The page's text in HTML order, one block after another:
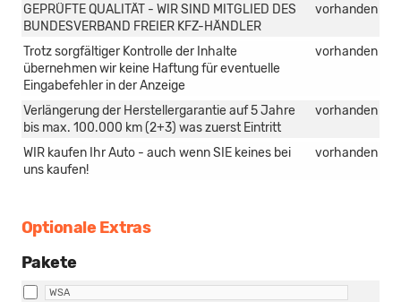
GEPRÜFTE QUALITÄT - WIR SIND MITGLIED DES
BUNDESVERBAND FREIER KFZ-HÄNDLER
vorhanden
Trotz sorgfältiger Kontrolle der Inhalte
übernehmen wir keine Haftung für eventuelle
Eingabefehler in der Anzeige
vorhanden
Verlängerung der Herstellergarantie auf 5 Jahre
bis max. 100.000 km (2+3) was zuerst Eintritt
vorhanden
WIR kaufen Ihr Auto - auch wenn SIE keines bei
uns kaufen!
vorhanden
Optionale Extras
Pakete
WSA